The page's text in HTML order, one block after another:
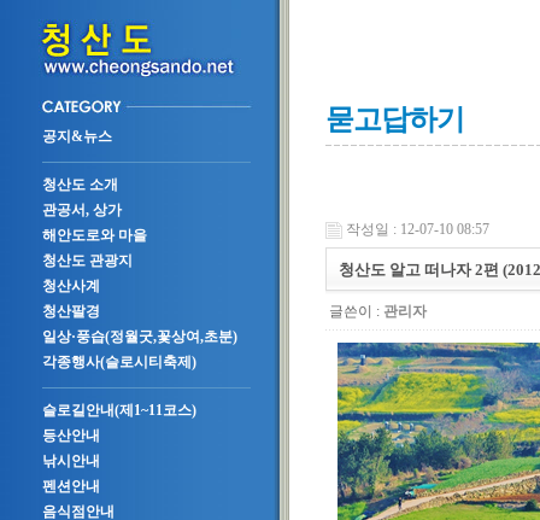
공지&뉴스
청산도 소개
관공서, 상가
해안도로와 마을
청산도 관광지
청산사계
청산팔경
일상·풍습(정월굿,꽃상여,초분)
각종행사(슬로시티축제)
슬로길안내(제1~11코스)
등산안내
낚시안내
펜션안내
음식점안내
묻고답하기
작성일 : 12-07-10 08:57
청산도 알고 떠나자 2편
글쓴이 : 관리자